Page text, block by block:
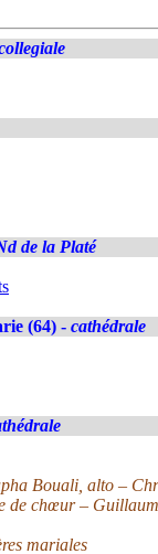
de la Platé
(64) - cathédrale
Bouali, alto –
de chœur –
mariales